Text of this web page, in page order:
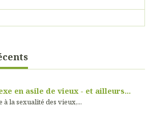
en asile de vieux - et ailleurs...
la sexualité des vieux,...